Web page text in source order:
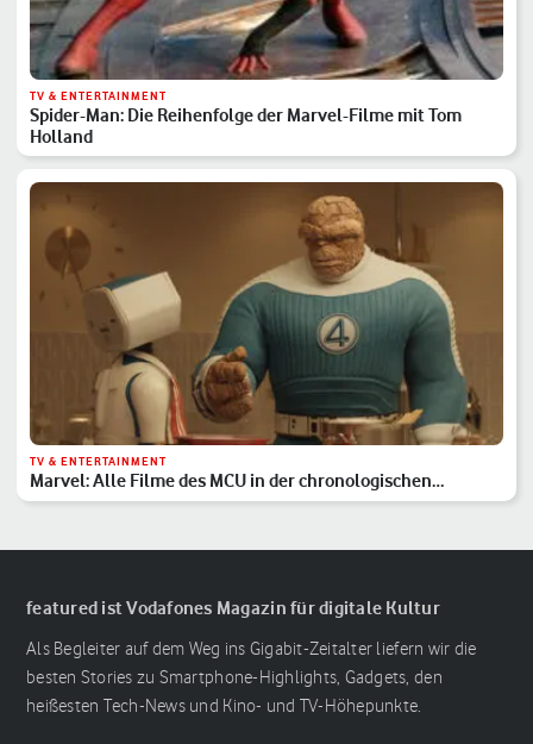
TV & ENTERTAINMENT
Spider-Man: Die Reihenfolge der Marvel-Filme mit Tom
Holland
TV & ENTERTAINMENT
Marvel: Alle Filme des MCU in der chronologischen
Reihenfolge
featured ist Vodafones Magazin für digitale Kultur
Als Begleiter auf dem Weg ins Gigabit-Zeitalter liefern wir die
besten Stories zu Smartphone-Highlights, Gadgets, den
heißesten Tech-News und Kino- und TV-Höhepunkte.